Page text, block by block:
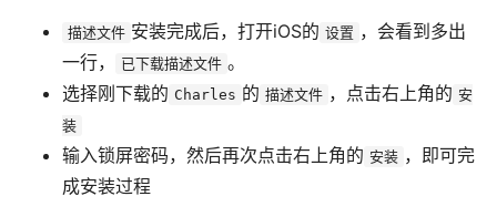
描述文件 安装完成后，打开iOS的 设置 ，会看到多出
一行，
已下载描述文件 。
选择刚下载的 Charles 的 描述文件 ，点击右上角的 安
装
输入锁屏密码，然后再次点击右上角的 安装 ，即可完
成安装过程